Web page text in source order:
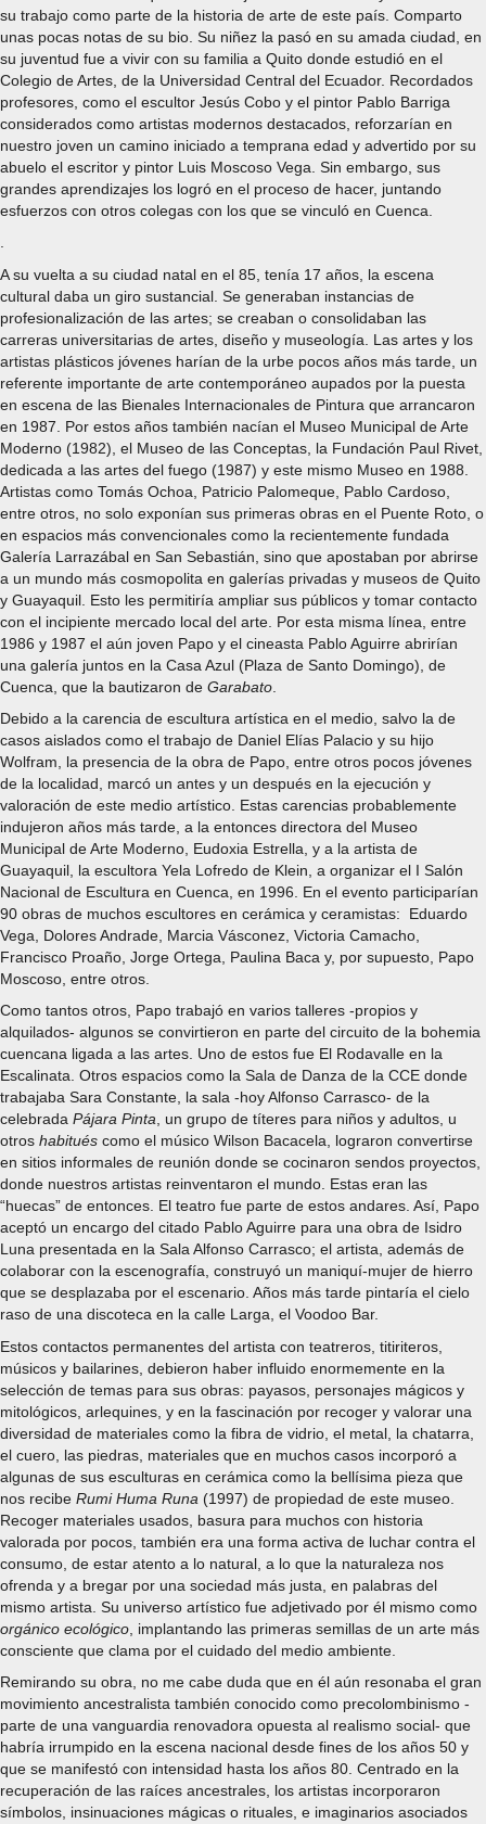
su trabajo como parte de la historia de arte de este país. Comparto
unas pocas notas de su bio. Su niñez la pasó en su amada ciudad, en
su juventud fue a vivir con su familia a Quito donde estudió en el
Colegio de Artes, de la Universidad Central del Ecuador. Recordados
profesores, como el escultor Jesús Cobo y el pintor Pablo Barriga
considerados como artistas modernos destacados, reforzarían en
nuestro joven un camino iniciado a temprana edad y advertido por su
abuelo el escritor y pintor Luis Moscoso Vega. Sin embargo, sus
grandes aprendizajes los logró en el proceso de hacer, juntando
esfuerzos con otros colegas con los que se vinculó en Cuenca.
.
A su vuelta a su ciudad natal en el 85, tenía 17 años, la escena
cultural daba un giro sustancial. Se generaban instancias de
profesionalización de las artes; se creaban o consolidaban las
carreras universitarias de artes, diseño y museología. Las artes y los
artistas plásticos jóvenes harían de la urbe pocos años más tarde, un
referente importante de arte contemporáneo aupados por la puesta
en escena de las Bienales Internacionales de Pintura que arrancaron
en 1987. Por estos años también nacían el Museo Municipal de Arte
Moderno (1982), el Museo de las Conceptas, la Fundación Paul Rivet,
dedicada a las artes del fuego (1987) y este mismo Museo en 1988.
Artistas como Tomás Ochoa, Patricio Palomeque, Pablo Cardoso,
entre otros, no solo exponían sus primeras obras en el Puente Roto, o
en espacios más convencionales como la recientemente fundada
Galería Larrazábal en San Sebastián, sino que apostaban por abrirse
a un mundo más cosmopolita en galerías privadas y museos de Quito
y Guayaquil. Esto les permitiría ampliar sus públicos y tomar contacto
con el incipiente mercado local del arte. Por esta misma línea, entre
1986 y 1987 el aún joven Papo y el cineasta Pablo Aguirre abrirían
una galería juntos en la Casa Azul (Plaza de Santo Domingo), de
Cuenca, que la bautizaron de Garabato
Debido a la carencia de escultura artística en el medio, salvo la de
casos aislados como el trabajo de Daniel Elías Palacio y su hijo
Wolfram, la presencia de la obra de Papo, entre otros pocos jóvenes
de la localidad, marcó un antes y un después en la ejecución y
valoración de este medio artístico. Estas carencias probablemente
indujeron años más tarde, a la entonces directora del Museo
Municipal de Arte Moderno, Eudoxia Estrella, y a la artista de
Guayaquil, la escultora Yela Lofredo de Klein, a organizar el I Salón
Nacional de Escultura en Cuenca, en 1996. En el evento participarían
90 obras de muchos escultores en cerámica y ceramistas: Eduardo
Vega, Dolores Andrade, Marcia Vásconez, Victoria Camacho,
Francisco Proaño, Jorge Ortega, Paulina Baca y, por supuesto, Papo
Moscoso, entre otros.
Como tantos otros, Papo trabajó en varios talleres -propios y
alquilados- algunos se convirtieron en parte del circuito de la bohemia
cuencana ligada a las artes. Uno de estos fue El Rodavalle en la
Escalinata. Otros espacios como la Sala de Danza de la CCE donde
trabajaba Sara Constante, la sala -hoy Alfonso Carrasco- de la
celebrada Pájara Pinta, un grupo de títeres para niños y adultos, u
otros habitués como el músico Wilson Bacacela, lograron convertirse
en sitios informales de reunión donde se cocinaron sendos proyectos,
donde nuestros artistas reinventaron el mundo. Estas eran las
“huecas” de entonces. El teatro fue parte de estos andares. Así, Papo
aceptó un encargo del citado Pablo Aguirre para una obra de Isidro
Luna presentada en la Sala Alfonso Carrasco; el artista, además de
colaborar con la escenografía, construyó un maniquí-mujer de hierro
que se desplazaba por el escenario. Años más tarde pintaría el cielo
raso de una discoteca en la calle Larga, el Voodoo Bar.
Estos contactos permanentes del artista con teatreros, titiriteros,
músicos y bailarines, debieron haber influido enormemente en la
selección de temas para sus obras: payasos, personajes mágicos y
mitológicos, arlequines, y en la fascinación por recoger y valorar una
diversidad de materiales como la fibra de vidrio, el metal, la chatarra,
el cuero, las piedras, materiales que en muchos casos incorporó a
algunas de sus esculturas en cerámica como la bellísima pieza que
nos recibe Rumi Huma Runa (1997) de propiedad de este museo.
Recoger materiales usados, basura para muchos con historia
valorada por pocos, también era una forma activa de luchar contra el
consumo, de estar atento a lo natural, a lo que la naturaleza nos
ofrenda y a bregar por una sociedad más justa, en palabras del
mismo artista. Su universo artístico fue adjetivado por él mismo como
orgánico ecológico , implantando las primeras semillas de un arte más
consciente que clama por el cuidado del medio ambiente.
Remirando su obra, no me cabe duda que en él aún resonaba el gran
movimiento ancestralista también conocido como precolombinismo -
parte de una vanguardia renovadora opuesta al realismo social- que
habría irrumpido en la escena nacional desde fines de los años 50 y
que se manifestó con intensidad hasta los años 80. Centrado en la
recuperación de las raíces ancestrales, los artistas incorporaron
símbolos, insinuaciones mágicas o rituales, e imaginarios asociados